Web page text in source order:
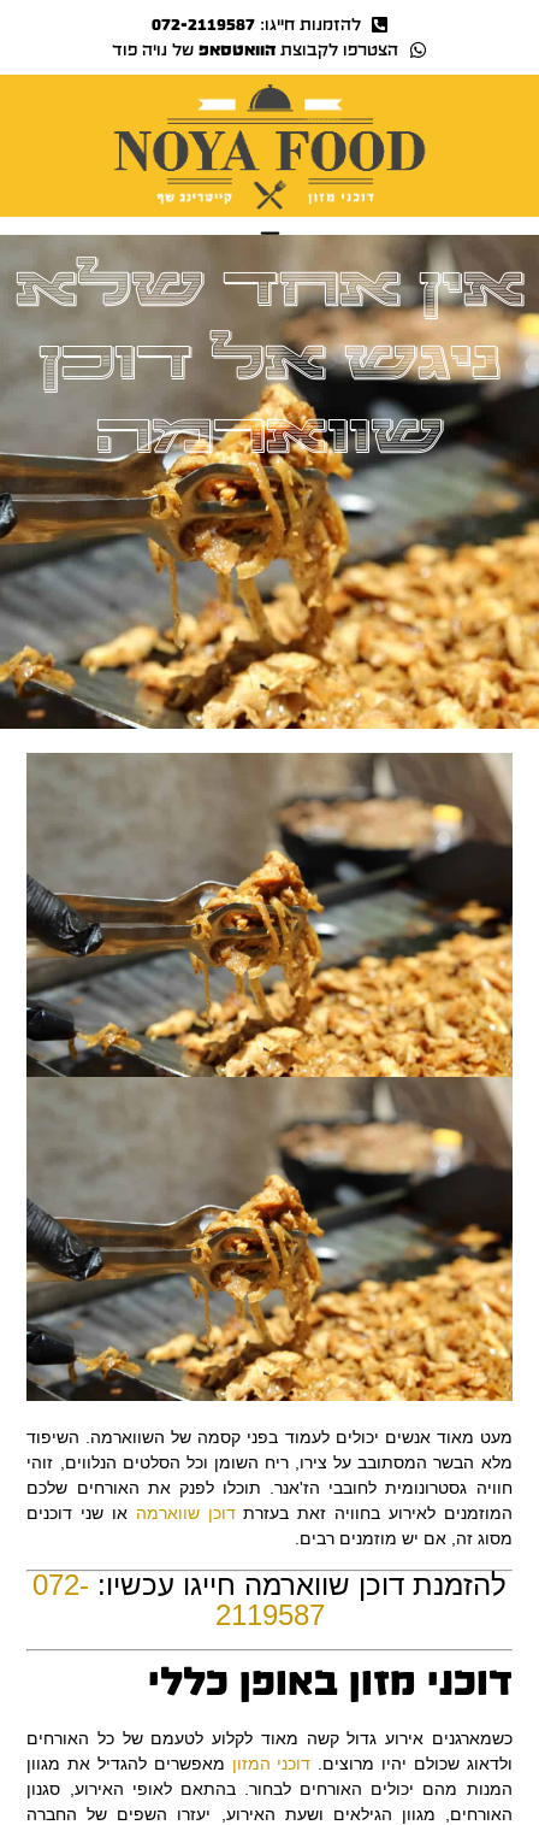
להזמנות חייגו:072-2119587
הצטרפו לקבוצתהוואטסאפ של נויה פוד
אין אחד שלא
ניגש אל דוכן
שווארמה
מעט מאוד אנשים יכולים לעמוד בפני קסמה של השווארמה. השיפוד
מלא הבשר המסתובב על צירו, ריח השומן וכל הסלטים הנלווים, זוהי
חוויה גסטרונומית לחובבי הז'אנר. תוכלו לפנק את האורחים שלכם
המוזמנים לאירוע בחוויה זאת בעזרתדוכן שווארמה או שני דוכנים
מסוג זה, אם יש מוזמנים רבים.
להזמנת דוכן שווארמה חייגו עכשיו: 072-
2119587
דוכני מזון באופן כללי
כשמארגנים אירוע גדול קשה מאוד לקלוע לטעמם של כל האורחים
ולדאוג שכולם יהיו מרוצים. דוכני המזון מאפשרים להגדיל את מגוון
המנות מהם יכולים האורחים לבחור. בהתאם לאופי האירוע, סגנון
האורחים, מגוון הגילאים ושעת האירוע, יעזרו השפים של החברה